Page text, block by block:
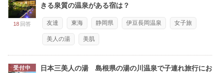
18 回答
きる泉質の温泉がある宿は？
友達 東海 静岡県 伊豆長岡温泉 女子旅
美人の湯 美肌
受付中
日本三美人の湯 島根県の湯の川温泉で子連れ旅行にお